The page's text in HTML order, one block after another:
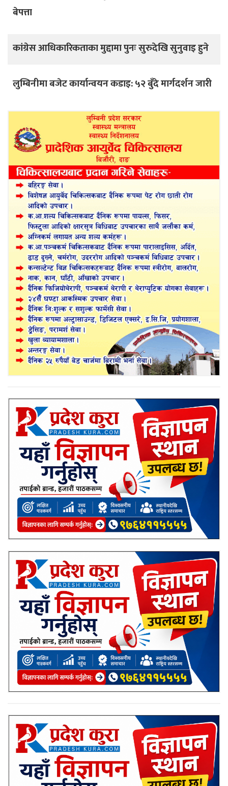
बेपत्ता
कांग्रेस आधिकारिकताका मुद्दामा पुनः सुरुदेखि सुनुवाइ हुने
लुम्बिनीमा बजेट कार्यान्वयन कडाइ: ५२ बुँदे मार्गदर्शन जारी